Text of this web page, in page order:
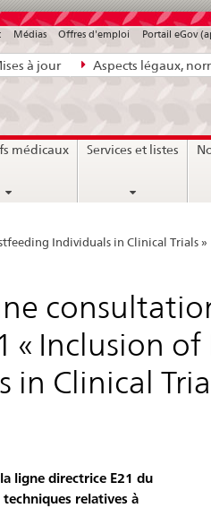
à jour Aspects légaux,
Médias Offres d'emploi Portail eGov
médicaux Services et listes
Individuals in Clinical Trials »
« Inclusion
Clinical
ligne directrice E21 du
relatives à